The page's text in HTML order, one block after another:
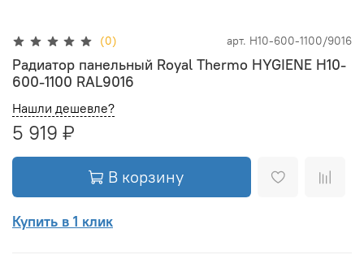
(0) арт. H10-600-1100/9016
Радиатор панельный Royal Thermo HYGIENE H10-
600-1100 RAL9016
Нашли дешевле?
5 919 ₽
В корзину
Купить в 1 клик